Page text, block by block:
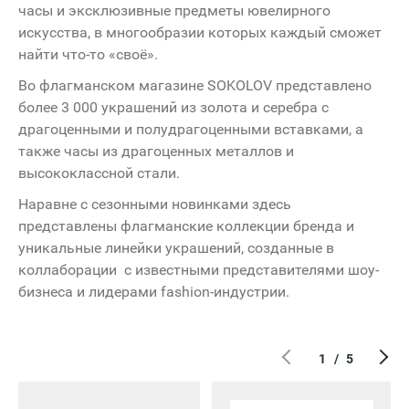
часы и эксклюзивные предметы ювелирного
искусства, в многообразии которых каждый сможет
найти что-то «своё».
Во флагманском магазине SOKOLOV представлено
более 3 000 украшений из золота и серебра с
драгоценными и полудрагоценными вставками, а
также часы из драгоценных металлов и
высококлассной стали.
Наравне с сезонными новинками здесь
представлены флагманские коллекции бренда и
уникальные линейки украшений, созданные в
коллаборации с известными представителями шоу-
бизнеса и лидерами fashion-индустрии.
1 / 5